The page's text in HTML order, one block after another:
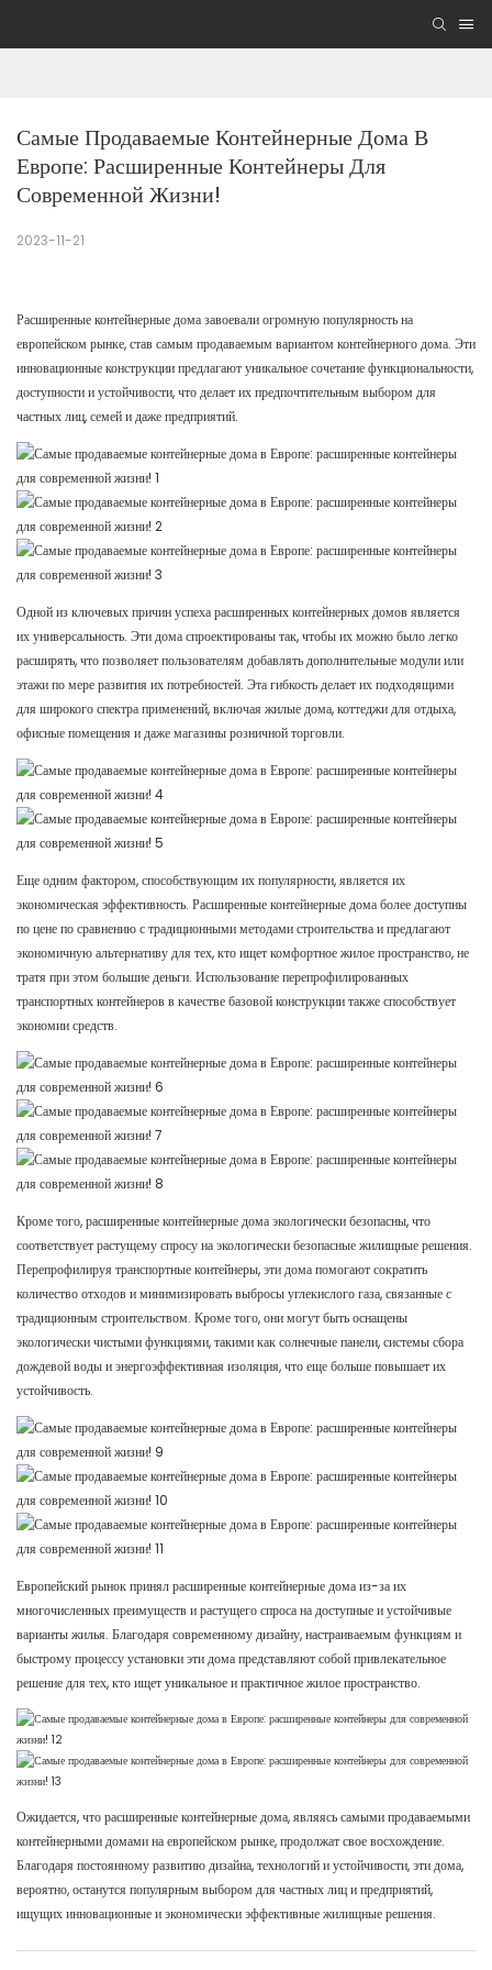
Самые Продаваемые Контейнерные Дома В
Европе: Расширенные Контейнеры Для
Современной Жизни!
2023-11-21
Расширенные контейнерные дома завоевали огромную популярность на
европейском рынке, став самым продаваемым вариантом контейнерного дома. Эти
инновационные конструкции предлагают уникальное сочетание функциональности,
доступности и устойчивости, что делает их предпочтительным выбором для
частных лиц, семей и даже предприятий.
Одной из ключевых причин успеха расширенных контейнерных домов является
их универсальность. Эти дома спроектированы так, чтобы их можно было легко
расширять, что позволяет пользователям добавлять дополнительные модули или
этажи по мере развития их потребностей. Эта гибкость делает их подходящими
для широкого спектра применений, включая жилые дома, коттеджи для отдыха,
офисные помещения и даже магазины розничной торговли.
Еще одним фактором, способствующим их популярности, является их
экономическая эффективность. Расширенные контейнерные дома более доступны
по цене по сравнению с традиционными методами строительства и предлагают
экономичную альтернативу для тех, кто ищет комфортное жилое пространство, не
тратя при этом большие деньги. Использование перепрофилированных
транспортных контейнеров в качестве базовой конструкции также способствует
экономии средств.
Кроме того, расширенные контейнерные дома экологически безопасны, что
соответствует растущему спросу на экологически безопасные жилищные решения.
Перепрофилируя транспортные контейнеры, эти дома помогают сократить
количество отходов и минимизировать выбросы углекислого газа, связанные с
традиционным строительством. Кроме того, они могут быть оснащены
экологически чистыми функциями, такими как солнечные панели, системы сбора
дождевой воды и энергоэффективная изоляция, что еще больше повышает их
устойчивость.
Европейский рынок принял расширенные контейнерные дома из-за их
многочисленных преимуществ и растущего спроса на доступные и устойчивые
варианты жилья. Благодаря современному дизайну, настраиваемым функциям и
быстрому процессу установки эти дома представляют собой привлекательное
решение для тех, кто ищет уникальное и практичное жилое пространство.
Ожидается, что расширенные контейнерные дома, являясь самыми продаваемыми
контейнерными домами на европейском рынке, продолжат свое восхождение.
Благодаря постоянному развитию дизайна, технологий и устойчивости, эти дома,
вероятно, останутся популярным выбором для частных лиц и предприятий,
ищущих инновационные и экономически эффективные жилищные решения.